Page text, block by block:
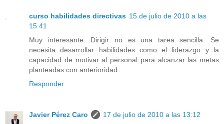
curso habilidades directivas 15 de julio de 2010 a las
15:41
Muy interesante. Dirigir no es una tarea sencilla. Se
necesita desarrollar habilidades como el liderazgo y la
capacidad de motivar al personal para alcanzar las metas
planteadas con anterioridad.
Responder
Javier Pérez Caro
17 de julio de 2010 a las 13:12